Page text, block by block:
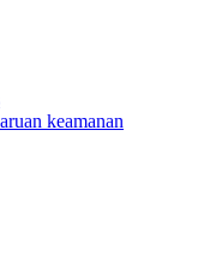
keamanan